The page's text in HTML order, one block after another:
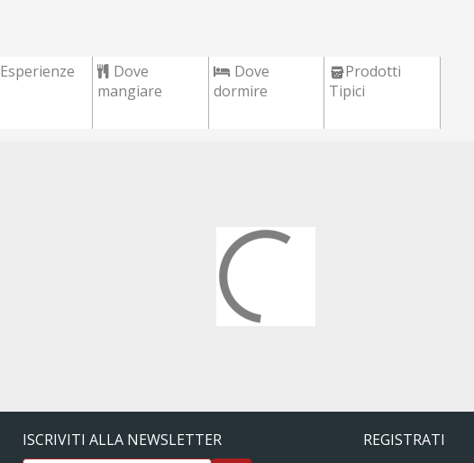
Esperienze
Dove
mangiare
Dove
dormire
Prodotti
Tipici
ISCRIVITI ALLA NEWSLETTER REGISTRATI